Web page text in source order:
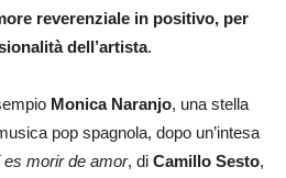
reverenziale in positivo, per
dell’artista.
Monica Naranjo, una stella
pop spagnola, dopo un’intesa
es morir de amor, di Camillo Sesto,